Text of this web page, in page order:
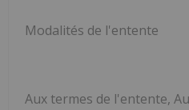
Modalités de l'entente
Aux termes de l'entente,